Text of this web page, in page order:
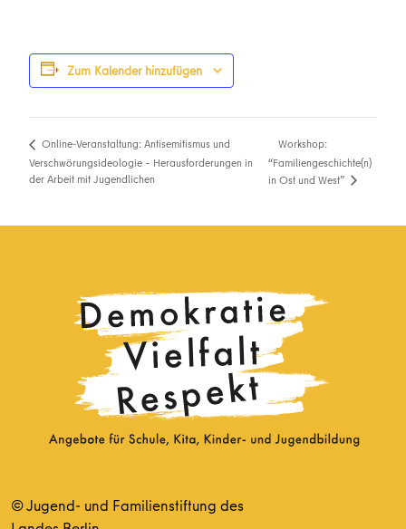
Zum Kalender hinzufügen
Online-Veranstaltung: Antisemitismus und
Verschwörungsideologie – Herausforderungen in
der Arbeit mit Jugendlichen
Workshop:
“Familiengeschichte(n)
in Ost und West”
© Jugend- und Familienstiftung des